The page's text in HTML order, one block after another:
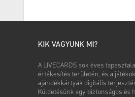
KIK VAGYUNK MI?
A LIVECARDS sok éves
értékesítés területén, és a
ajándékkártyák digitális
Küldetésünk egy biztonságos és